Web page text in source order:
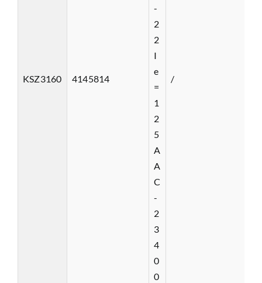
KSZ3160 4145814
-
2
2
I
e
=
1
2
5
A
A
C
-
2
3
4
0
0
/